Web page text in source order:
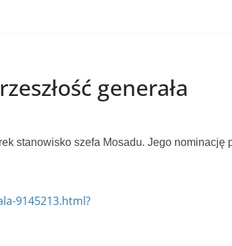
generała
stanowisko szefa Mosadu. Jego nominację
9145213.html?